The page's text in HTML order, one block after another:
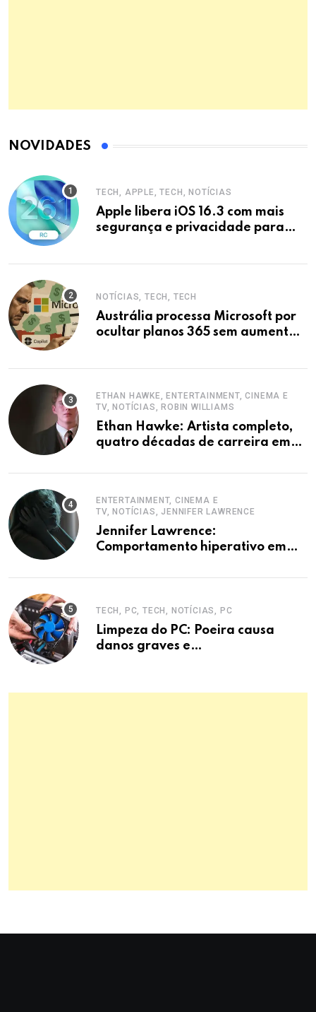
NOVIDADES
TECH, APPLE, TECH, NOTÍCIAS
Apple libera iOS 16.3 com mais
segurança e privacidade para
NOTÍCIAS, TECH, TECH
Austrália processa Microsoft por
ocultar planos 365 sem aumento e
ETHAN HAWKE, ENTERTAINMENT, CINEMA E
TV, NOTÍCIAS, ROBIN WILLIAMS
Ethan Hawke: Artista completo,
quatro décadas de carreira em
ENTERTAINMENT, CINEMA E
TV, NOTÍCIAS, JENNIFER LAWRENCE
Jennifer Lawrence:
Comportamento hiperativo em
defesa.
TECH, PC, TECH, NOTÍCIAS, PC
Limpeza do PC: Poeira causa
danos graves e